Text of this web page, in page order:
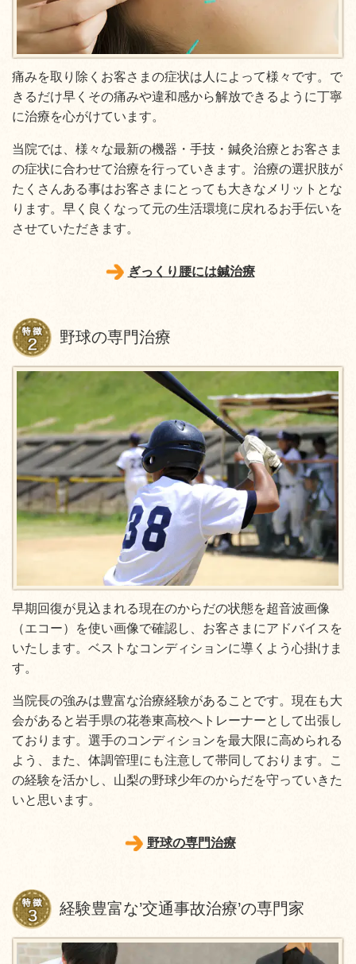
痛みを取り除くお客さまの症状は人によって様々です。で
きるだけ早くその痛みや違和感から解放できるように丁寧
に治療を心がけています。
当院では、様々な最新の機器・手技・鍼灸治療とお客さま
の症状に合わせて治療を行っていきます。治療の選択肢が
たくさんある事はお客さまにとっても大きなメリットとな
ります。早く良くなって元の生活環境に戻れるお手伝いを
させていただきます。
ぎっくり腰には鍼治療
野球の専門治療
早期回復が見込まれる現在のからだの状態を超音波画像
（エコー）を使い画像で確認し、お客さまにアドバイスを
いたします。ベストなコンディションに導くよう心掛けま
す。
当院長の強みは豊富な治療経験があることです。現在も大
会があると岩手県の花巻東高校へトレーナーとして出張し
ております。選手のコンディションを最大限に高められる
よう、また、体調管理にも注意して帯同しております。こ
の経験を活かし、山梨の野球少年のからだを守っていきた
いと思います。
野球の専門治療
経験豊富な’交通事故治療’の専門家